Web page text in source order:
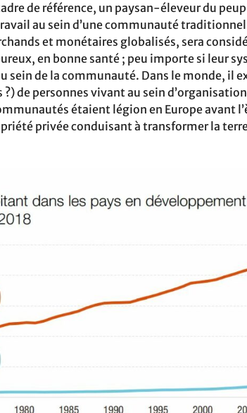
de référence, un paysan-éleveur du
au sein d’une communauté
et monétaires globalisés, sera
en bonne santé ; peu importe si leur
sein de la communauté. Dans le monde, il
de personnes vivant au sein
étaient légion en Europe avant
privée conduisant à transformer la